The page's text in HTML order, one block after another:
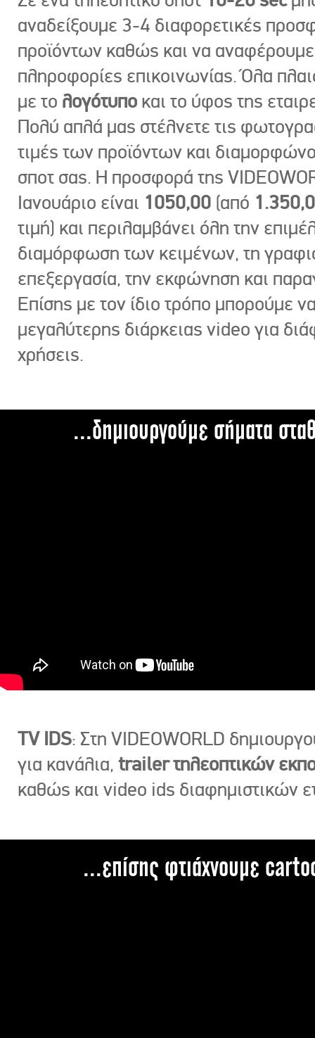
αναδείξουμε 3-4 διαφορετικές
προϊόντων καθώς και να
πληροφορίες επικοινωνίας. Όλα
με το λογότυπο και το ύφος της
Πολύ απλά μας στέλνετε τις
τιμές των προϊόντων και
σποτ σας. Η προσφορά της
Ιανουάριο είναι 1050,00 (από
τιμή) και περιλαμβάνει όλη την
διαμόρφωση των κειμένων, τη
επεξεργασία, την εκφώνηση και
Επίσης με τον ίδιο τρόπο μπορούμε
μεγαλύτερης διάρκειας video για
χρήσεις.
...δημιουργούμε σήματα
TV IDS: Στη VIDEOWORLD
για κανάλια, trailer τηλεοπτικών
καθώς και video ids διαφημιστικών
...επίσης φτιάχνουμε